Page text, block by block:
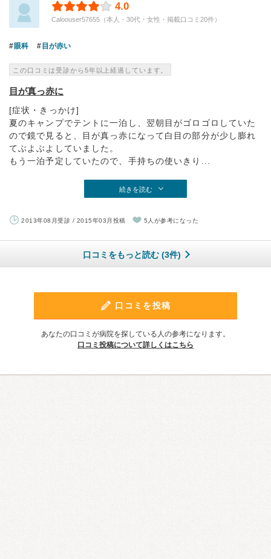
4.0
Caloouser57655（本人・30代・女性・掲載口コミ20件）
眼科 目が赤い
この口コミは受診から5年以上経過しています。
目が真っ赤に
[症状・きっかけ]
夏のキャンプでテントに一泊し、翌朝目がゴロゴロしていた
ので鏡で見ると、目が真っ赤になって白目の部分が少し膨れ
てぶよぶよしていました。
もう一泊予定していたので、手持ちの使いきり...
続きを読む
2013年08月受診 / 2015年03月投稿 5人が参考になった
口コミをもっと読む (3件)
口コミを投稿
あなたの口コミが病院を探している人の参考になります。
口コミ投稿について詳しくはこちら